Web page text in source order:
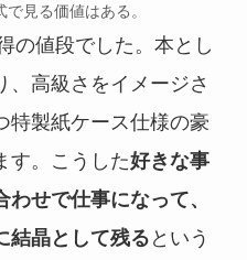
見る価値はある。
の値段でした。本とし
、高級さをイメージさ
特製紙ケース仕様の豪
す。こうした好きな事
せで仕事になって、
結晶として残る という